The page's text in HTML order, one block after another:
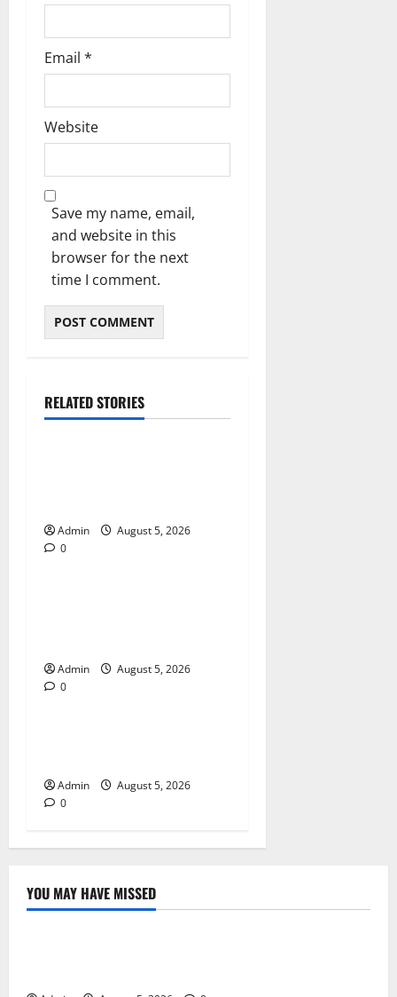
Email *
Website
Save my name, email,
and website in this
browser for the next
time I comment.
RELATED STORIES
Blog
Admin
August 5, 2026
0Blog
Admin
August 5, 2026
0Blog
Admin
August 5, 2026
0
YOU MAY HAVE MISSED
Blog